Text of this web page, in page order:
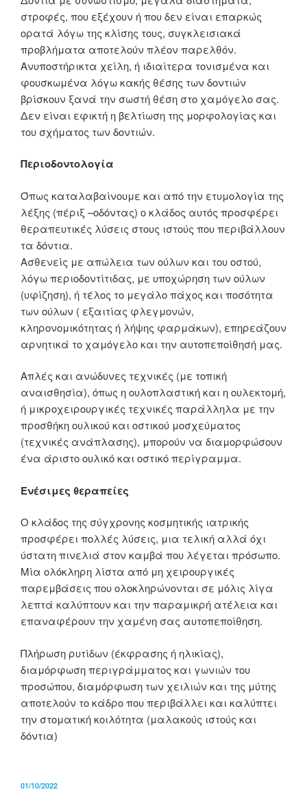
στροφές, που εξέχουν ή που δεν είναι επαρκώς
ορατά λόγω της κλίσης τους, συγκλεισιακά
προβλήματα αποτελούν πλέον παρελθόν.
Ανυποστήρικτα χείλη, ή ιδιαίτερα τονισμένα και
φουσκωμένα λόγω κακής θέσης των δοντιών
βρίσκουν ξανά την σωστή θέση στο χαμόγελο σας.
Δεν είναι εφικτή η βελτίωση της μορφολογίας και
του σχήματος των δοντιών.
Περιοδοντολογία
Όπως καταλαβαίνουμε και από την ετυμολογία της
λέξης (πέριξ –οδόντας) ο κλάδος αυτός προσφέρει
θεραπευτικές λύσεις στους ιστούς που περιβάλλουν
τα δόντια.
Ασθενείς με απώλεια των ούλων και του οστού,
λόγω περιοδοντίτιδας, με υποχώρηση των ούλων
(υφίζηση), ή τέλος το μεγάλο πάχος και ποσότητα
των ούλων ( εξαιτίας φλεγμονών,
κληρονομικότητας ή λήψης φαρμάκων), επηρεάζουν
αρνητικά το χαμόγελο και την αυτοπεποίθησή μας.
Απλές και ανώδυνες τεχνικές (με τοπική
αναισθησία), όπως η ουλοπλαστική και η ουλεκτομή,
ή μικροχειρουργικές τεχνικές παράλληλα με την
προσθήκη ουλικού και οστικού μοσχεύματος
(τεχνικές ανάπλασης), μπορούν να διαμορφώσουν
ένα άριστο ουλικό και οστικό περίγραμμα.
Ενέσιμες θεραπείες
O κλάδος της σύγχρονης κοσμητικής ιατρικής
προσφέρει πολλές λύσεις, μια τελική αλλά όχι
ύστατη πινελιά στον καμβά που λέγεται πρόσωπο.
Mία ολόκληρη λίστα από μη χειρουργικές
παρεμβάσεις που ολοκληρώνονται σε μόλις λίγα
λεπτά καλύπτουν και την παραμικρή ατέλεια και
επαναφέρουν την χαμένη σας αυτοπεποίθηση.
Πλήρωση ρυτίδων (έκφρασης ή ηλικίας),
διαμόρφωση περιγράμματος και γωνιών του
προσώπου, διαμόρφωση των χειλιών και της μύτης
αποτελούν το κάδρο που περιβάλλει και καλύπτει
την στοματική κοιλότητα (μαλακούς ιστούς και
δόντια)
01/10/2022